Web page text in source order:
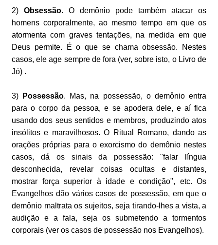
2) Obsessão. O demônio pode também atacar os
homens corporalmente, ao mesmo tempo em que os
atormenta com graves tentações, na medida em que
Deus permite. É o que se chama obsessão. Nestes
casos, ele age sempre de fora (ver, sobre isto, o Livro de
Jó) .
3) Possessão. Mas, na possessão, o demônio entra
para o corpo da pessoa, e se apodera dele, e aí fica
usando dos seus sentidos e membros, produzindo atos
insólitos e maravilhosos. O Ritual Romano, dando as
orações próprias para o exorcismo do demônio nestes
casos, dá os sinais da possessão: "falar língua
desconhecida, revelar coisas ocultas e distantes,
mostrar força superior à idade e condição", etc. Os
Evangelhos dão vários casos de possessão, em que o
demônio maltrata os sujeitos, seja tirando-lhes a vista, a
audição e a fala, seja os submetendo a tormentos
corporais (ver os casos de possessão nos Evangelhos).